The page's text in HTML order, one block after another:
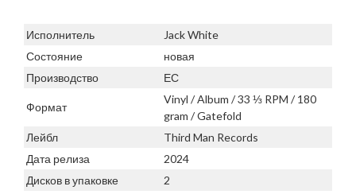
Исполнитель
Jack White
Состояние
новая
Производство
ЕС
Формат
Vinyl / Album / 33 ⅓ RPM / 180
gram / Gatefold
Лейбл
Third Man Records
Дата релиза
2024
Дисков в упаковке
2